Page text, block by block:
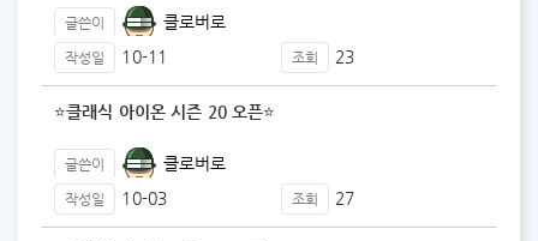
글쓴이 클로버로
작성일 10-11 조회 23
⭐클래식 아이온 시즌 20 오픈⭐
글쓴이 클로버로
작성일 10-03 조회 27